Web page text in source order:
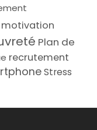
motivation
Plan de
recrutement
Stress